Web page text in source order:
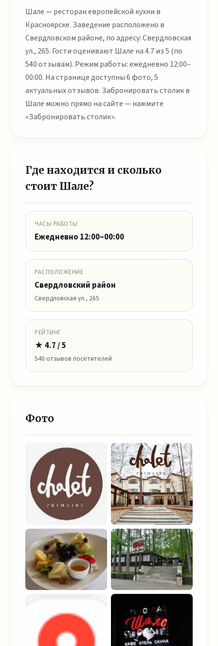
Шале — ресторан европейской кухни в
Красноярске. Заведение расположено в
Свердловском районе, по адресу: Свердловская
ул., 265. Гости оценивают Шале на 4.7 из 5 (по
540 отзывам). Режим работы: ежедневно 12:00–
00:00. На странице доступны 6 фото, 5
актуальных отзывов. Забронировать столик в
Шале можно прямо на сайте — нажмите
«Забронировать столик».
Где находится и сколько
стоит Шале?
ЧАСЫ РАБОТЫ
Ежедневно 12:00–00:00
РАСПОЛОЖЕНИЕ
Свердловский район
Свердловская ул., 265
РЕЙТИНГ
★ 4.7 / 5
540 отзывов посетителей
Фото